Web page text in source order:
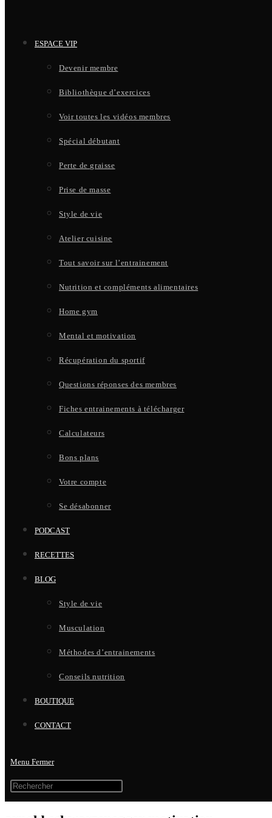
ESPACE VIP
Devenir membre
Bibliothèque d’exercices
Voir toutes les vidéos membres
Spécial débutant
Perte de graisse
Prise de masse
Style de vie
Atelier cuisine
Tout savoir sur l’entrainement
Nutrition et compléments alimentaires
Home gym
Mental et motivation
Récupération du sportif
Questions réponses des membres
Fiches entrainements à télécharger
Calculateurs
Bons plans
Votre compte
Se désabonner
PODCAST
RECETTES
BLOG
Style de vie
Musculation
Méthodes d’entrainements
Conseils nutrition
BOUTIQUE
CONTACT
Menu Fermer